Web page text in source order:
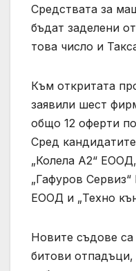
Средствата за
бъдат заделени
това число и
Към откритата
заявили шест
общо 12 оферти
Сред
„Колела А2“
„Гафуров
ЕООД и „Техно
Новите съдове са
битови отпадъци,